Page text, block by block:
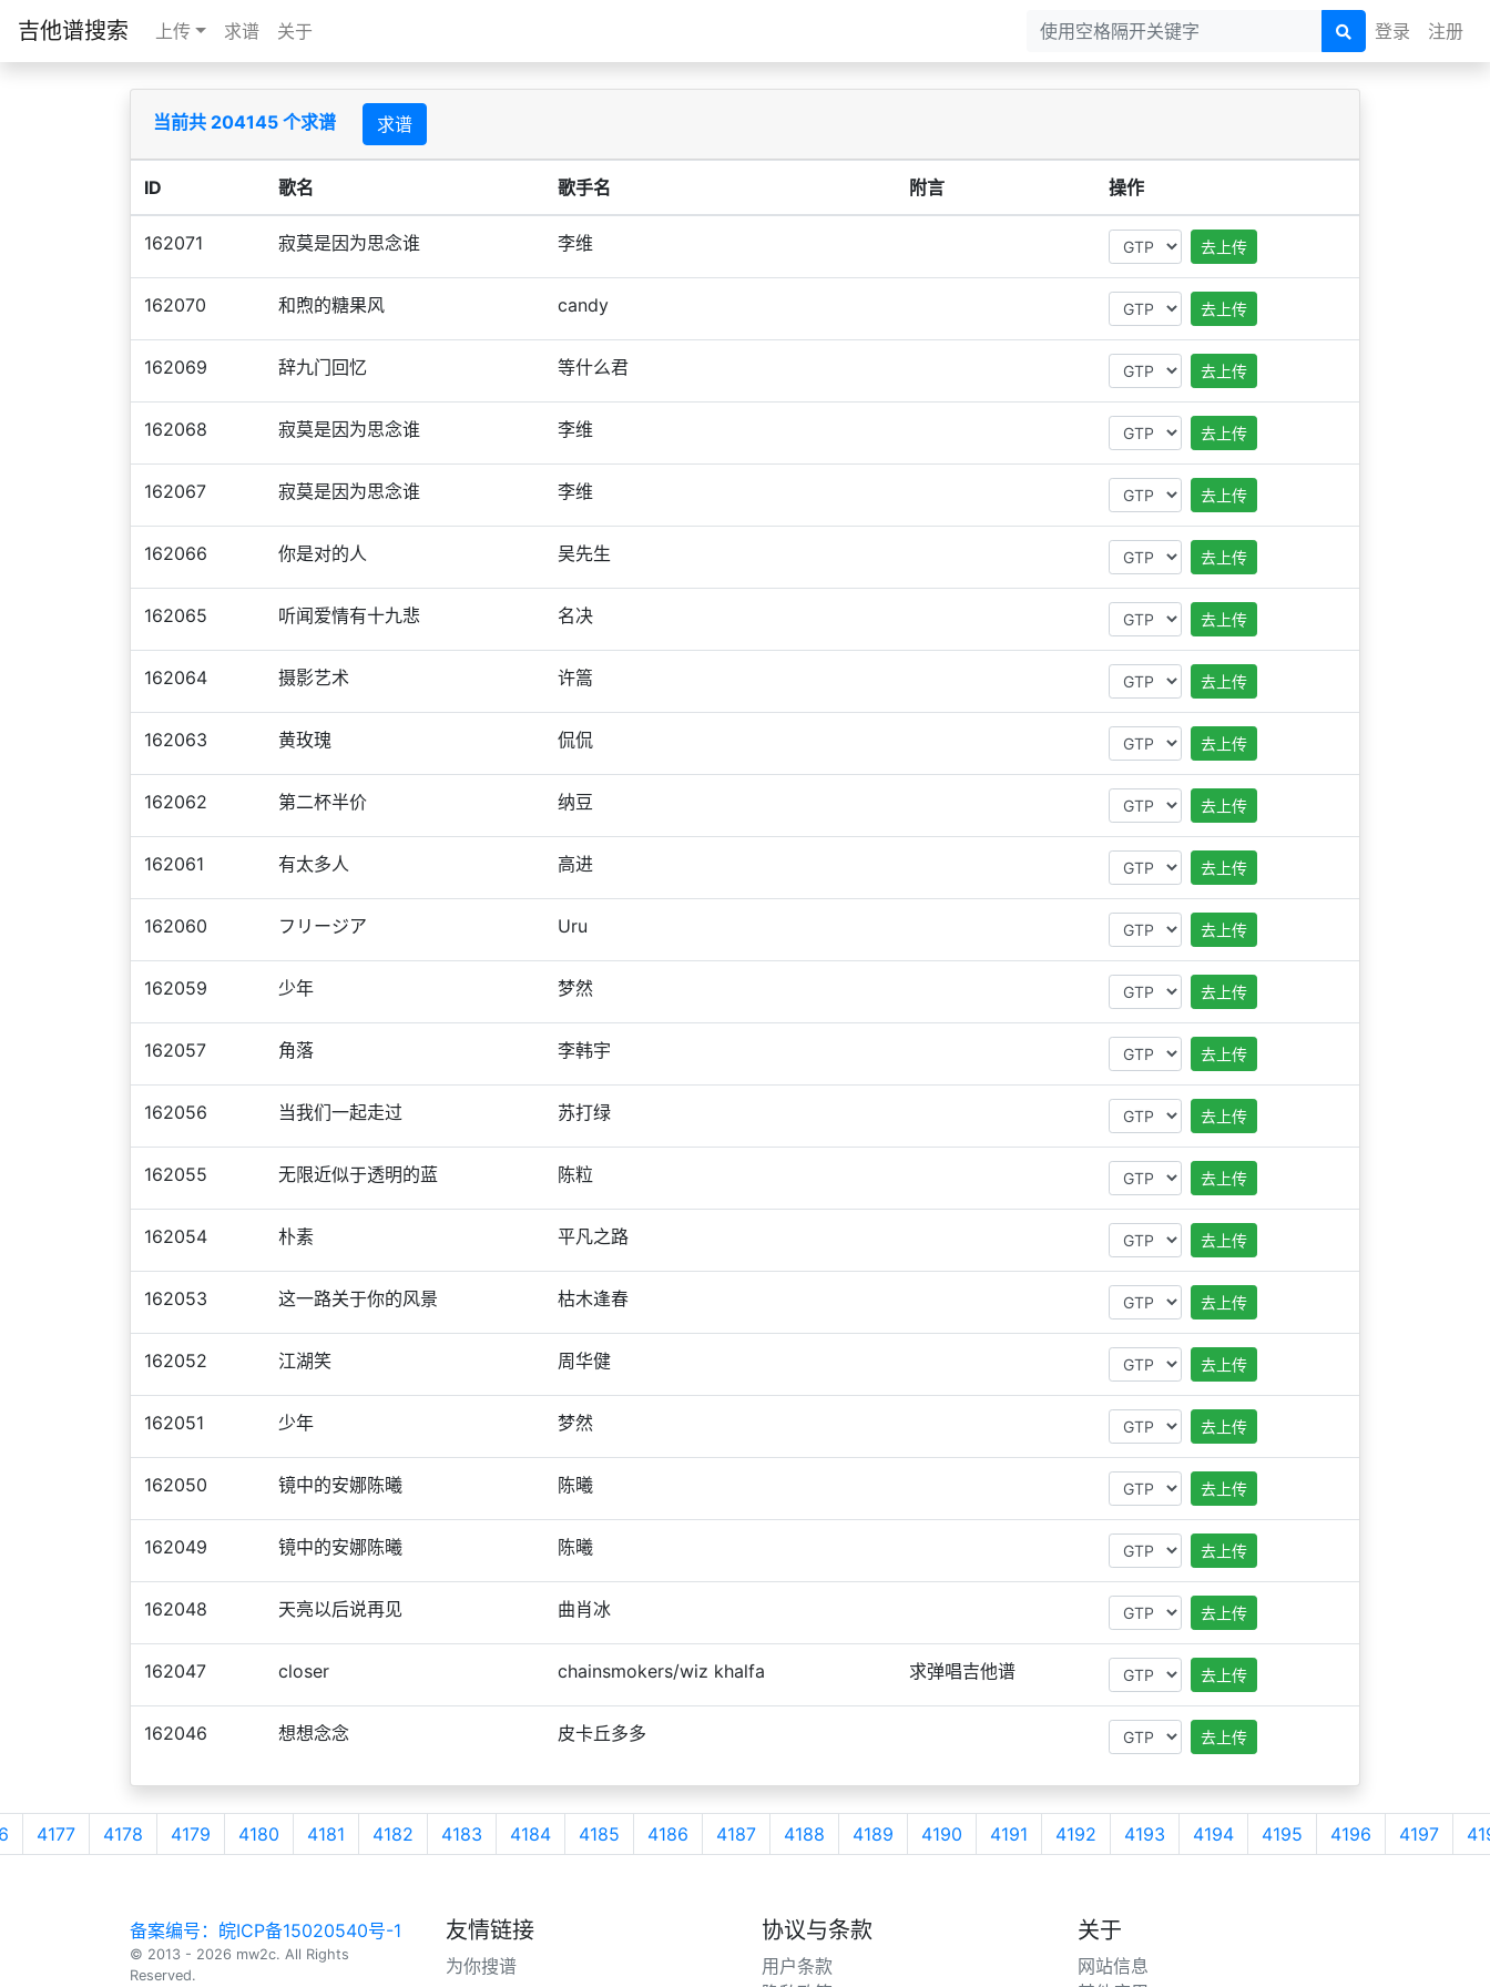
吉他谱搜索 上传 求谱 关于 登录 注册
当前共 204145 个求谱 求谱
ID 歌名 歌手名 附言 操作
162071 寂莫是因为思念谁 李维 去上传
162070 和煦的糖果风 candy 去上传
162069 辞九门回忆 等什么君 去上传
162068 寂莫是因为思念谁 李维 去上传
162067 寂莫是因为思念谁 李维 去上传
162066 你是对的人 吴先生 去上传
162065 听闻爱情有十九悲 名决 去上传
162064 摄影艺术 许篙 去上传
162063 黄玫瑰 侃侃 去上传
162062 第二杯半价 纳豆 去上传
162061 有太多人 高进 去上传
162060 フリージア Uru 去上传
162059 少年 梦然 去上传
162057 角落 李韩宇 去上传
162056 当我们一起走过 苏打绿 去上传
162055 无限近似于透明的蓝 陈粒 去上传
162054 朴素 平凡之路 去上传
162053 这一路关于你的风景 枯木逢春 去上传
162052 江湖笑 周华健 去上传
162051 少年 梦然 去上传
162050 镜中的安娜陈曦 陈曦 去上传
162049 镜中的安娜陈曦 陈曦 去上传
162048 天亮以后说再见 曲肖冰 去上传
162047 closer chainsmokers/wiz khalfa 求弹唱吉他谱 去上传
162046 想想念念 皮卡丘多多 去上传
4177 4178 4179 4180 4181 4182 4183 4184 4185 4186 4187 4188 4189 4190 4191 4192 4193 4194 4195 4196 4197
备案编号：皖ICP备15020540号-1
© 2013 - 2026 mw2c. All Rights
Reserved.
友情链接
为你搜谱
协议与条款
用户条款
关于
网站信息